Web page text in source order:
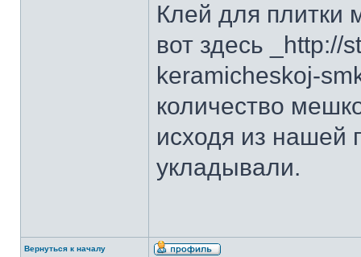
Клей для плитки
вот здесь _http://
keramicheskoj-
количество
исходя из нашей
укладывали.
Вернуться к началу